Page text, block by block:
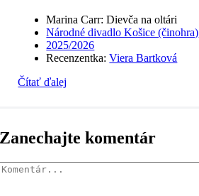
Marina Carr: Dievča na oltári
Národné divadlo Košice (činohra)
2025/2026
Recenzentka:Viera Bartková
Čítať ďalej
Zanechajte komentár